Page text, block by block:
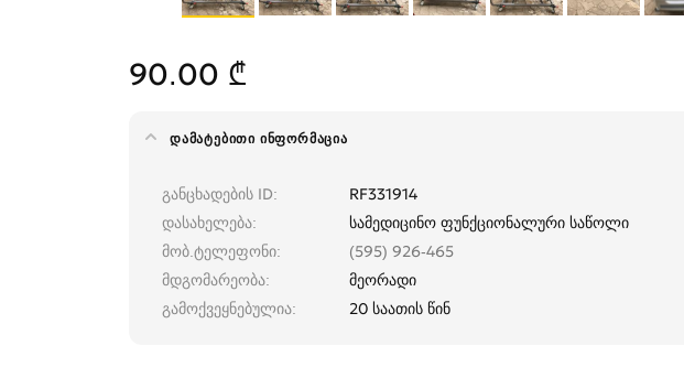
90.00 ₾
ᲓᲐᲛᲐᲢᲔᲑᲘᲗᲘ ᲘᲜᲤᲝᲠᲛᲐᲪᲘᲐ
განცხადების ID
RF331914
დასახელება
სამედიცინო ფუნქციონალური საწოლი
მობ.ტელეფონი
(595) 926-465
მდგომარეობა
მეორადი
გამოქვეყნებულია
20 საათის წინ